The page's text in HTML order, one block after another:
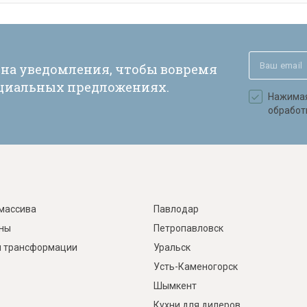
уведомления, чтобы вовремя
предложениях.
Павлодар
Петропавловск
Уральск
Усть-Каменогорск
Шымкент